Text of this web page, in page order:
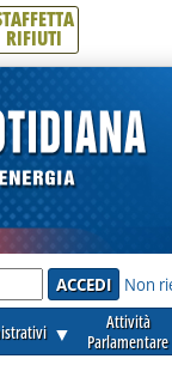
la notizia.
RIFIUTI
Non
▼
Attività
Parlamentare